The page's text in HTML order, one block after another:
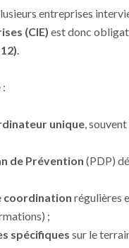
entreprises
(CIE) est donc
.
unique,
de Prévention (PDP)
coordination régulières
;
spécifiques sur le